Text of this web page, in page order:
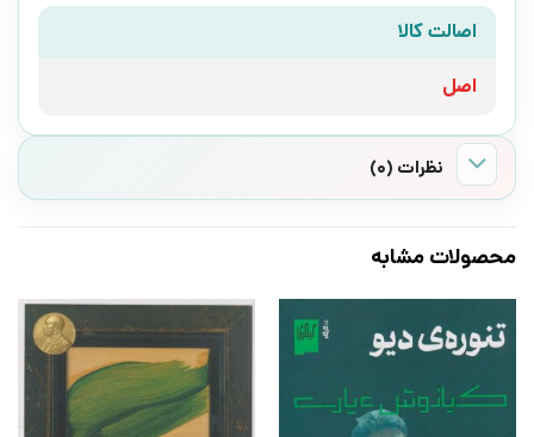
اصالت کالا
اصل
نظرات (0)
محصولات مشابه